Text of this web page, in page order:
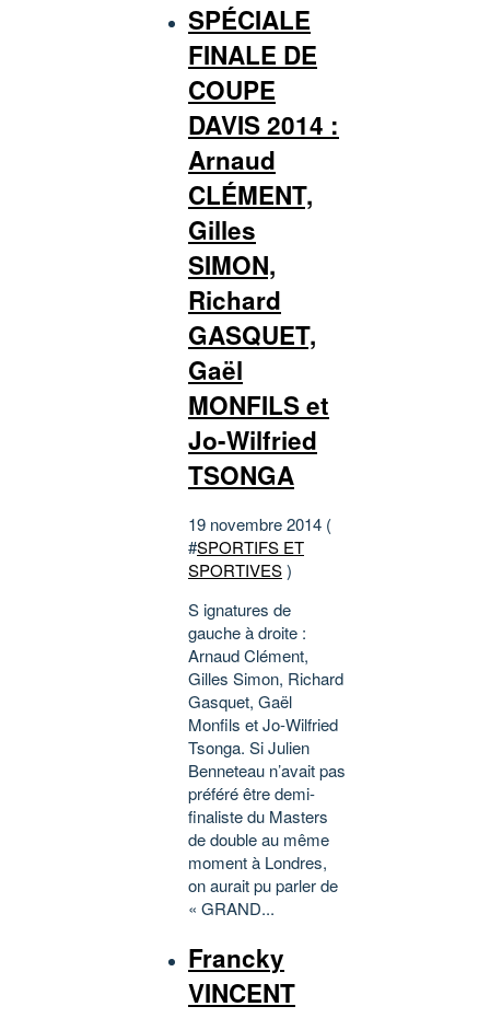
SPÉCIALE
FINALE DE
COUPE
DAVIS 2014 :
Arnaud
CLÉMENT,
Gilles
SIMON,
Richard
GASQUET,
Gaël
MONFILS et
Jo-Wilfried
TSONGA
19 novembre 2014 (
#SPORTIFS ET
SPORTIVES)
S ignatures de
gauche à droite :
Arnaud Clément,
Gilles Simon, Richard
Gasquet, Gaël
Monfils et Jo-Wilfried
Tsonga. Si Julien
Benneteau n’avait pas
préféré être demi-
finaliste du Masters
de double au même
moment à Londres,
on aurait pu parler de
« GRAND...
Francky
VINCENT